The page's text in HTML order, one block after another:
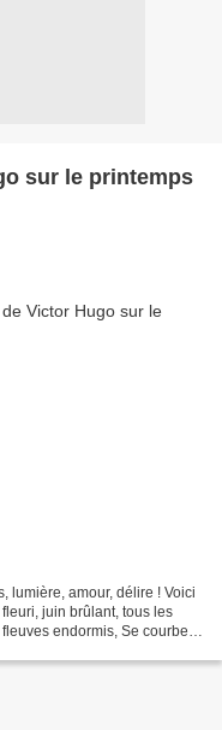
sur le printemps
lumière, amour, délire ! Voici
juin brûlant, tous les
endormis, Se courbent